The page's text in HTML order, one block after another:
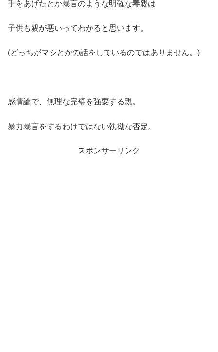
手をあげたとか暴言のような明確な毒親は
子供も親が悪いってわかると思います。
(どっちがマシとかの話をしているのではありません。)
感情論で、無理な完璧を強要する親。
暴力暴言をするわけではない執拗な否定。
スポンサーリンク